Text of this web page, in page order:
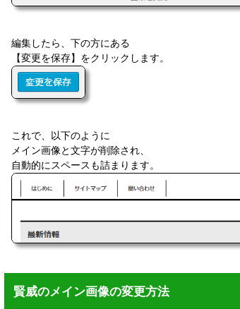
編集したら、下の方にある
【変更を保存】をクリックします。
これで、以下のように
メイン画像と文字が削除され、
自動的にスペースも詰まります。
賢威のメイン画像の変更方法